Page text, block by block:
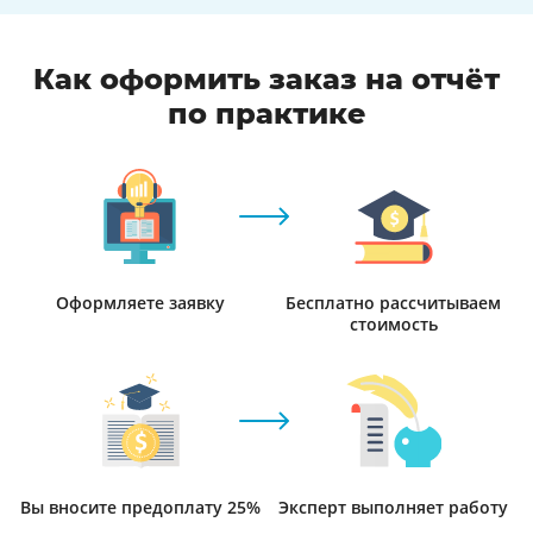
Как оформить заказ на отчёт
по практике
Оформляете заявку
Бесплатно рассчитываем
стоимость
Вы вносите предоплату 25% Эксперт выполняет работу